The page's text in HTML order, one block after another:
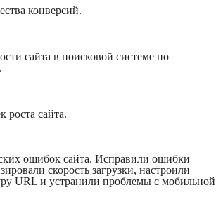
конверсий.
сайта в поисковой системе по
роста сайта.
ошибок сайта. Исправили ошибки
скорость загрузки, настроили
URL и устранили проблемы с мобильной